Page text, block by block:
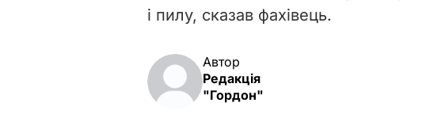
і пилу, сказав фахівець.
Автор
Редакція
"Гордон"